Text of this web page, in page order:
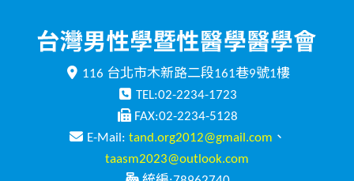
116 台北市木新路二段161巷9號1樓
TEL:02-2234-1723
FAX:02-2234-5128
E-Mail: tand.org2012@gmail.com 、
taasm2023@outlook.com